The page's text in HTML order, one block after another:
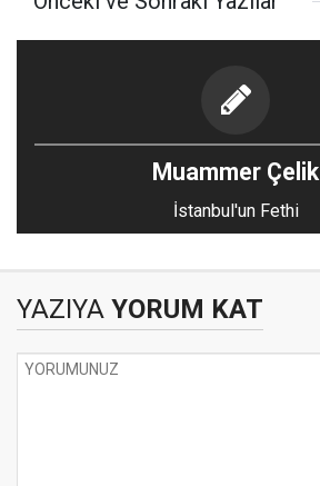
Muammer Çelik
İstanbul'un Fethi
YAZIYA YORUM KAT